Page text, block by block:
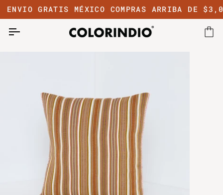
directamente
al
ENVIO GRATIS MÉXICO COMPRAS ARRIBA DE